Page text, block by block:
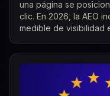
una página se
clic. En 2026, la AEO
medible de visibilidad